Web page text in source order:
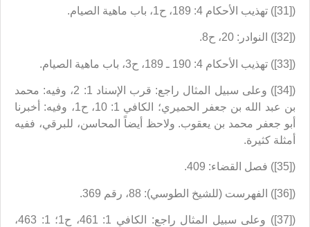
([31]) تهذيب الأحكام 4: 189، ح1، باب ماهية الصيام.
([32]) النوادر: 20، ح8.
([33]) تهذيب الأحكام 4: 190 ـ 189، ح3، باب ماهية الصيام.
([34]) وعلى سبيل المثال راجع: قرب الإسناد 1: 2، وفيه: محمد
بن عبد الله بن جعفر الحميري‏؛ الكافي 1: 10، ح1، وفيه: أخبرنا
أبو جعفر محمد بن يعقوب. ولاحظ أيضاً المحاسن، للبرقي، ففيه
أمثلة كثيرة.
([35]) فصل القضاء: 409.
([36]) الفهرست (للشيخ الطوسي): 88، رقم 369.
([37]) وعلى سبيل المثال راجع: الكافي 1: 461، ح1؛ 1: 463،